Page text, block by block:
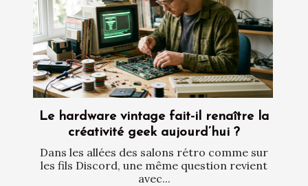
Le hardware vintage fait-il renaître la
créativité geek aujourd’hui ?
Dans les allées des salons rétro comme sur
les fils Discord, une même question revient
avec...